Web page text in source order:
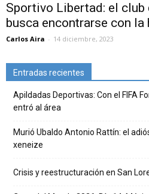
Sportivo Libertad: el club
busca encontrarse con
Carlos Aira - 14 diciembre, 2023
Entradas recientes
Apildadas Deportivas: Con el FIFA
entró al área
Murió Ubaldo Antonio Rattín: el
xeneize
Crisis y reestructuración en San